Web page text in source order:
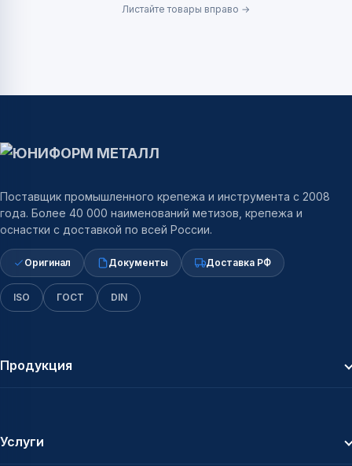
Листайте товары вправо →
Поставщик промышленного крепежа и инструмента с 2008
года. Более 40 000 наименований метизов, крепежа и
оснастки с доставкой по всей России.
Оригинал Документы Доставка РФ
ISO ГОСТ DIN
Продукция
Услуги